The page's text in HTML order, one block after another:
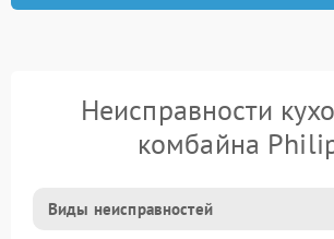
Неисправности
комбайна
Виды неисправностей